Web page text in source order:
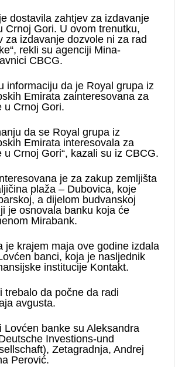
dostavila zahtjev za izdavanje
Crnoj Gori. U ovom trenutku,
za izdavanje dozvole ni za rad
rekli su agenciji Mina-
CBCG.
informaciju da je Royal grupa iz
Emirata zainteresovana za
u Crnoj Gori.
da se Royal grupa iz
Emirata interesovala za
u Crnoj Gori“, kazali su iz CBCG.
je za zakup zemljišta
plaža – Dubovica, koje
a dijelom budvanskoj
je osnovala banku koja će
Mirabank.
je krajem maja ove godine izdala
banci, koja je nasljednik
institucije Kontakt.
trebalo da počne da radi
avgusta.
Lovćen banke su Aleksandra
Investions-und
Zetagradnja, Andrej
Perović.